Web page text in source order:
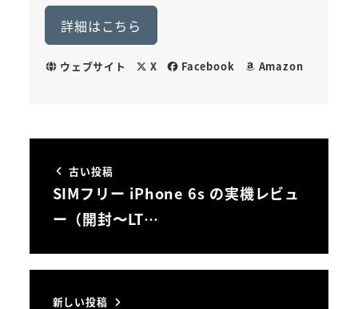
詳細はこちら
ウェブサイト X Facebook Amazon
古い投稿
SIMフリー iPhone 6s の実機レビュ
ー（開封〜LT…
新しい投稿